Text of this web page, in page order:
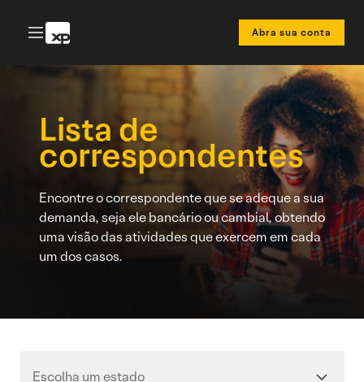
Abra sua conta
Lista de
correspondentes
Encontre o correspondente que se adeque a sua
demanda, seja ele bancário ou cambial, obtendo
uma visão das atividades que exercem em cada
um dos casos.